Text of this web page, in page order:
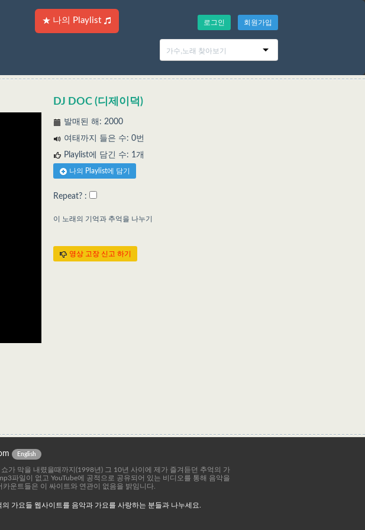
나의 Playlist 로그인 회원가입
DJ DOC (디제이덕)
발매된 해: 2000
여태까지 들은 수: 0번
Playlist에 담긴 수: 1개
나의 Playlist에 담기
Repeat? :
이 노래의 기억과 추억을 나누기
영상 고장 신고 하기
English
가 막을 내렸을때까지(1998년) 그 10년 사이에 제가 즐겨듣던 추억의 가
파일이 없고 YouTube에 공적으로 공유되어 있는 비디오를 통해 음악을
운트들은 이 싸이트와 연관이 없음을 밝임니다.
의 가요들 웹사이트를 음악과 가요를 사랑하는 분들과 나누세요.